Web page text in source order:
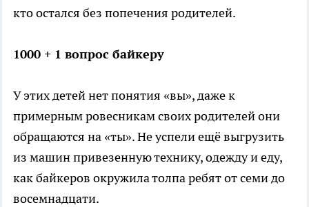
кто остался без попечения родителей.
1000 + 1 вопрос байкеру
У этих детей нет понятия «вы», даже к
примерным ровесникам своих родителей они
обращаются на «ты». Не успели ещё выгрузить
из машин привезенную технику, одежду и еду,
как байкеров окружила толпа ребят от семи до
восемнадцати.